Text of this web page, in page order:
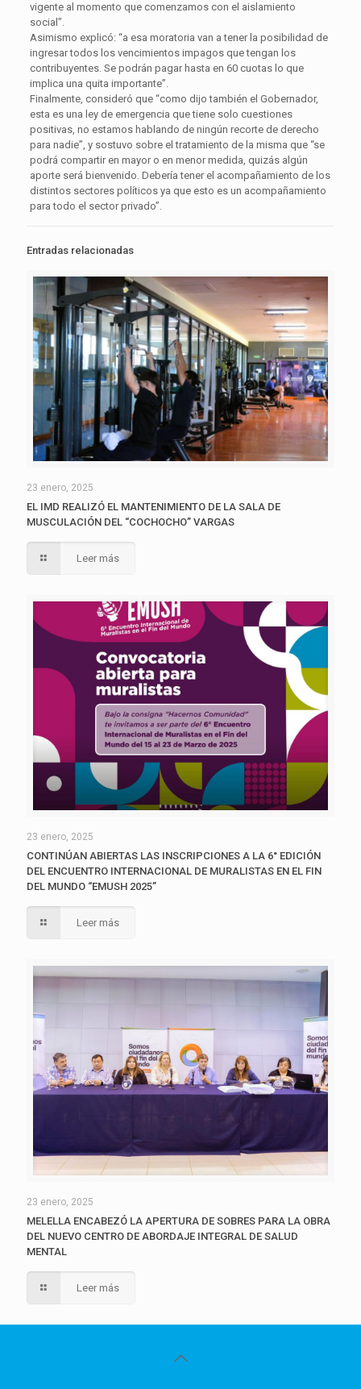
vigente al momento que comenzamos con el aislamiento
social”.
Asimismo explicó: “a esa moratoria van a tener la posibilidad de
ingresar todos los vencimientos impagos que tengan los
contribuyentes. Se podrán pagar hasta en 60 cuotas lo que
implica una quita importante”.
Finalmente, consideró que “como dijo también el Gobernador,
esta es una ley de emergencia que tiene solo cuestiones
positivas, no estamos hablando de ningún recorte de derecho
para nadie”, y sostuvo sobre el tratamiento de la misma que “se
podrá compartir en mayor o en menor medida, quizás algún
aporte será bienvenido. Debería tener el acompañamiento de los
distintos sectores políticos ya que esto es un acompañamiento
para todo el sector privado”.
Entradas relacionadas
23 enero, 2025
EL IMD REALIZÓ EL MANTENIMIENTO DE LA SALA DE
MUSCULACIÓN DEL “COCHOCHO” VARGAS
Leer más
23 enero, 2025
CONTINÚAN ABIERTAS LAS INSCRIPCIONES A LA 6° EDICIÓN
DEL ENCUENTRO INTERNACIONAL DE MURALISTAS EN EL FIN
DEL MUNDO “EMUSH 2025”
Leer más
23 enero, 2025
MELELLA ENCABEZÓ LA APERTURA DE SOBRES PARA LA OBRA
DEL NUEVO CENTRO DE ABORDAJE INTEGRAL DE SALUD
MENTAL
Leer más